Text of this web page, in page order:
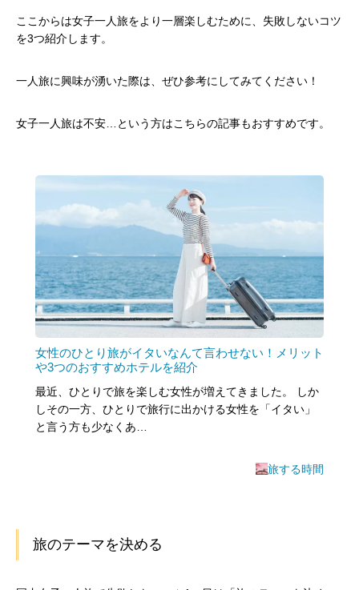
ここからは女子一人旅をより一層楽しむために、失敗しないコツ
を3つ紹介します。
一人旅に興味が湧いた際は、ぜひ参考にしてみてください！
女子一人旅は不安…という方はこちらの記事もおすすめです。
女性のひとり旅がイタいなんて言わせない！メリット
や3つのおすすめホテルを紹介
最近、ひとりで旅を楽しむ女性が増えてきました。 しか
しその一方、ひとりで旅行に出かける女性を「イタい」
と言う方も少なくあ…
旅する時間
旅のテーマを決める